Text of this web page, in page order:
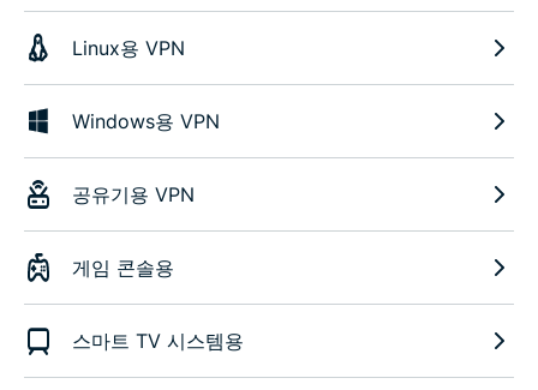
Linux용 VPN
Windows용 VPN
공유기용 VPN
게임 콘솔용
스마트 TV 시스템용